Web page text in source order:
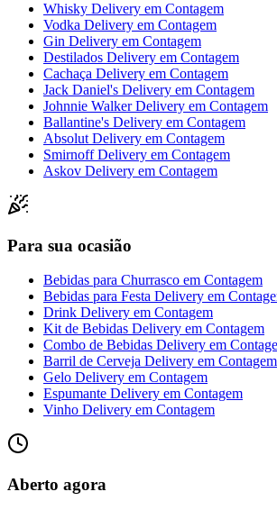
Whisky Delivery em Contagem
Vodka Delivery em Contagem
Gin Delivery em Contagem
Destilados Delivery em Contagem
Cachaça Delivery em Contagem
Jack Daniel's Delivery em Contagem
Johnnie Walker Delivery em Contagem
Ballantine's Delivery em Contagem
Absolut Delivery em Contagem
Smirnoff Delivery em Contagem
Askov Delivery em Contagem
Para sua ocasião
Bebidas para Churrasco em Contagem
Bebidas para Festa Delivery em
Drink Delivery em Contagem
Kit de Bebidas Delivery em Contagem
Combo de Bebidas Delivery em
Barril de Cerveja Delivery em Contagem
Gelo Delivery em Contagem
Espumante Delivery em Contagem
Vinho Delivery em Contagem
Aberto agora